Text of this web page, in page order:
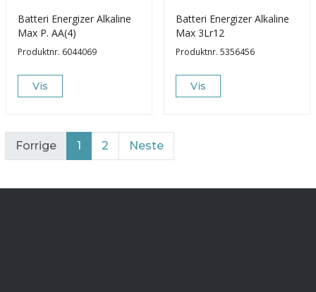
Batteri Energizer Alkaline
Max P. AA(4)
Produktnr. 6044069
Vis
Batteri Energizer Alkaline
Max 3Lr12
Produktnr. 5356456
Vis
Forrige 1 2 Neste